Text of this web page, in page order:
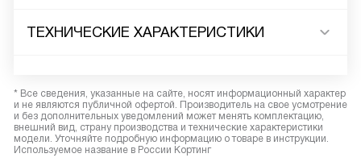
ТЕХНИЧЕСКИЕ ХАРАКТЕРИСТИКИ
* Все сведения, указанные на сайте, носят информационный характер
и не являются публичной офертой. Производитель на свое усмотрение
и без дополнительных уведомлений может менять комплектацию,
внешний вид, страну производства и технические характеристики
модели. Уточняйте подробную информацию о товаре в инструкции.
Используемое название в России Кортинг